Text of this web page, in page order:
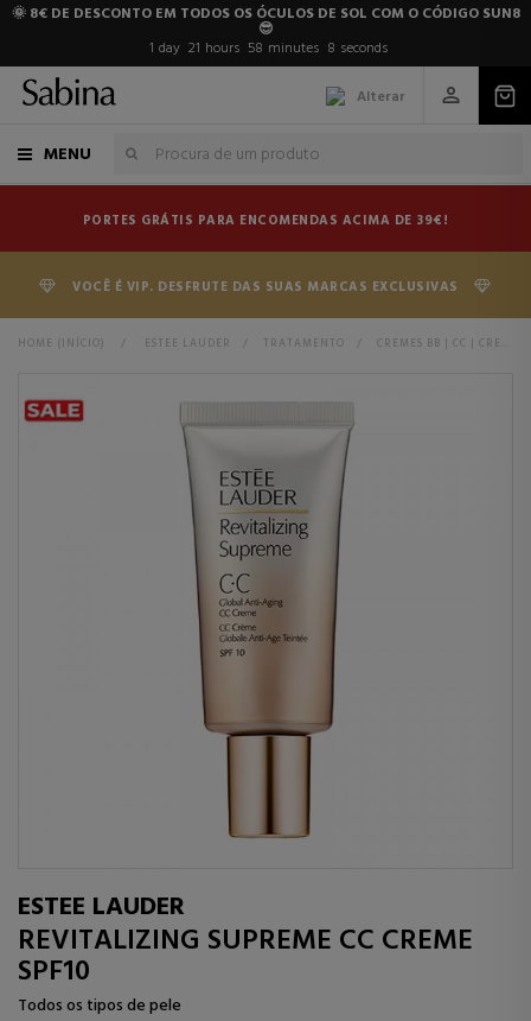
🌞 8€ DE DESCONTO EM TODOS OS ÓCULOS DE SOL COM O CÓDIGO SUN8
😎
1 day 21 hours 58 minutes 7 seconds
Alterar
MENU
PORTES GRÁTIS PARA ENCOMENDAS ACIMA DE 39€!
VOCÊ É VIP. DESFRUTE DAS SUAS MARCAS EXCLUSIVAS
HOME (INÍCIO) > ESTEE LAUDER > TRATAMENTO > CREMES BB | CC | CREME EE
ESTEE LAUDER
REVITALIZING SUPREME CC CREME
SPF10
Todos os tipos de pele